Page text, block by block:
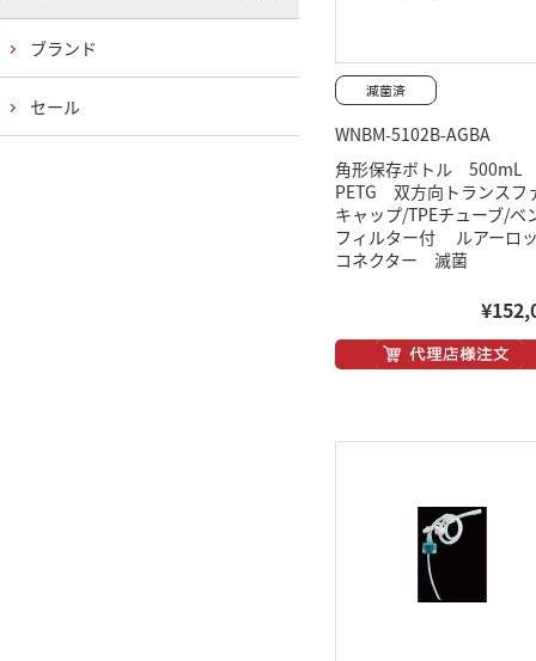
WNBM-5102B-AGBA
角形保存ボトル
PETG 双方向トランスフ
キャップ/TPEチューブ/ベ
フィルター付 ルアーロ
コネクター 滅菌
ブランド
セール